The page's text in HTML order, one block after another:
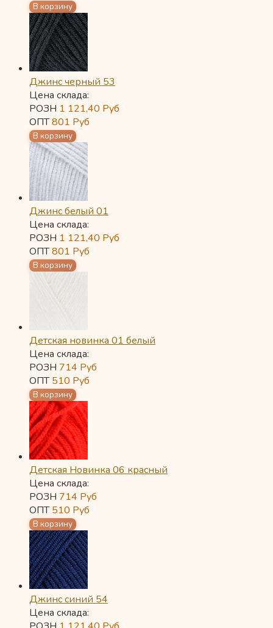
Джинс черный 53
Цена склада:
РОЗН 1 121,40 Руб
ОПТ801 Руб
Джинс белый 01
Цена склада:
РОЗН 1 121,40 Руб
ОПТ801 Руб
Детская новинка 01 белый
Цена склада:
РОЗН 714 Руб
ОПТ510 Руб
Детская Новинка 06 красный
Цена склада:
РОЗН 714 Руб
ОПТ510 Руб
Джинс синий 54
Цена склада: